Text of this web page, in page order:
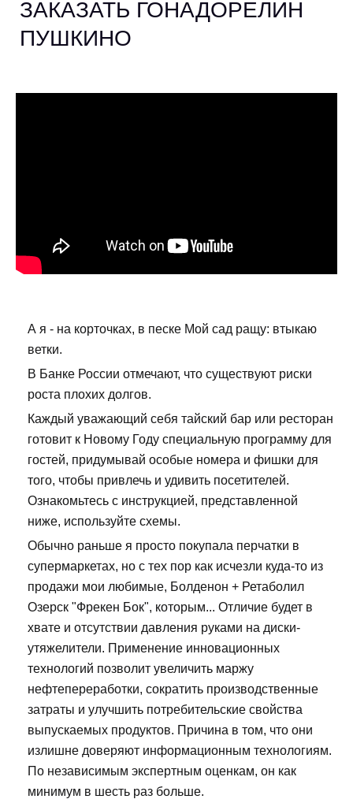
ЗАКАЗАТЬ ГОНАДОРЕЛИН
ПУШКИНО
А я - на корточках, в песке Мой сад ращу: втыкаю
ветки.
В Банке России отмечают, что существуют риски
роста плохих долгов.
Каждый уважающий себя тайский бар или ресторан
готовит к Новому Году специальную программу для
гостей, придумывай особые номера и фишки для
того, чтобы привлечь и удивить посетителей.
Ознакомьтесь с инструкцией, представленной
ниже, используйте схемы.
Обычно раньше я просто покупала перчатки в
супермаркетах, но с тех пор как исчезли куда-то из
продажи мои любимые, Болденон + Ретаболил
Озерск "Фрекен Бок", которым... Отличие будет в
хвате и отсутствии давления руками на диски-
утяжелители. Применение инновационных
технологий позволит увеличить маржу
нефтепереработки, сократить производственные
затраты и улучшить потребительские свойства
выпускаемых продуктов. Причина в том, что они
излишне доверяют информационным технологиям.
По независимым экспертным оценкам, он как
минимум в шесть раз больше.